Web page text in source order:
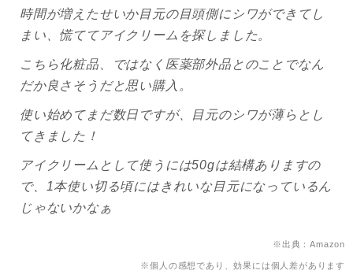
時間が増えたせいか目元の目頭側にシワができてし
まい、慌ててアイクリームを探しました。
こちら化粧品、ではなく医薬部外品とのことでなん
だか良さそうだと思い購入。
使い始めてまだ数日ですが、目元のシワが薄らとし
てきました！
アイクリームとして使うには50gは結構ありますの
で、1本使い切る頃にはきれいな目元になっているん
じゃないかなぁ
※出典：Amazon
※個人の感想であり、効果には個人差があります